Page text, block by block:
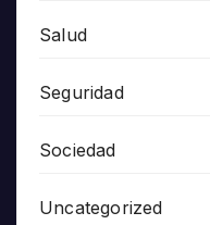
Salud
Seguridad
Sociedad
Uncategorized